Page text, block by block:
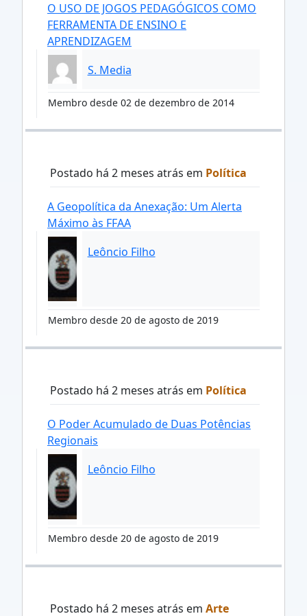
O USO DE JOGOS PEDAGÓGICOS COMO
FERRAMENTA DE ENSINO E
APRENDIZAGEM
S. Media
Membro desde 02 de dezembro de 2014
Postado há 2 meses atrás em Política
A Geopolítica da Anexação: Um Alerta
Máximo às FFAA
Leôncio Filho
Membro desde 20 de agosto de 2019
Postado há 2 meses atrás em Política
O Poder Acumulado de Duas Potências
Regionais
Leôncio Filho
Membro desde 20 de agosto de 2019
Postado há 2 meses atrás em Arte